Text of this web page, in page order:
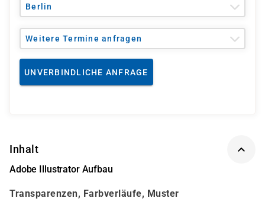
Berlin
Weitere Termine anfragen
UNVERBINDLICHE ANFRAGE
Inhalt
Adobe Illustrator Aufbau
Transparenzen, Farbverläufe, Muster